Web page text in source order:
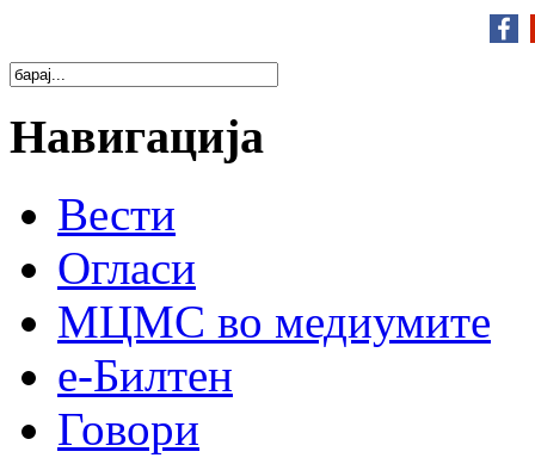
Навигација
Вести
Огласи
МЦМС во медиумите
е-Билтен
Говори